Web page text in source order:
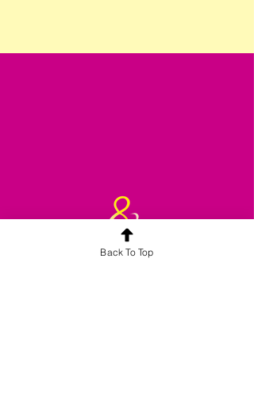
合平喜悅旗下品牌
Back To Top